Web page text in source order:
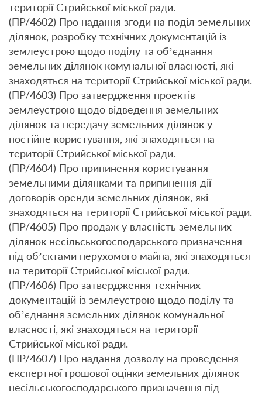
території Стрийської міської ради.
(ПР/4602) Про надання згоди на поділ земельних
ділянок, розробку технічних документацій із
землеустрою щодо поділу та об’єднання
земельних ділянок комунальної власності, які
знаходяться на території Стрийської міської ради.
(ПР/4603) Про затвердження проектів
землеустрою щодо відведення земельних
ділянок та передачу земельних ділянок у
постійне користування, які знаходяться на
території Стрийської міської ради.
(ПР/4604) Про припинення користування
земельними ділянками та припинення дії
договорів оренди земельних ділянок, які
знаходяться на території Стрийської міської ради.
(ПР/4605) Про продаж у власність земельних
ділянок несільськогосподарського призначення
під об’єктами нерухомого майна, які знаходяться
на території Стрийської міської ради.
(ПР/4606) Про затвердження технічних
документацій із землеустрою щодо поділу та
об’єднання земельних ділянок комунальної
власності, які знаходяться на території
Стрийської міської ради.
(ПР/4607) Про надання дозволу на проведення
експертної грошової оцінки земельних ділянок
несільськогосподарського призначення під